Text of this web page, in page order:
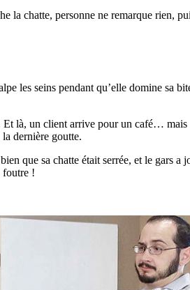
la chatte, personne ne remarque rien,
les seins pendant qu’elle domine sa
Et là, un client arrive pour un café… mais
dernière goutte.
que sa chatte était serrée, et le gars a
foutre !